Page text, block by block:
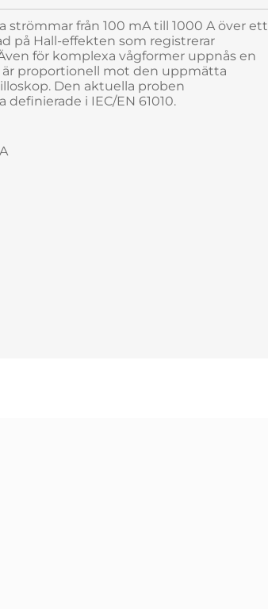
strömmar från 100 mA till 1000 A över ett
på Hall-effekten som registrerar
för komplexa vågformer uppnås en
proportionell mot den uppmätta
Den aktuella proben
i IEC/EN 61010.